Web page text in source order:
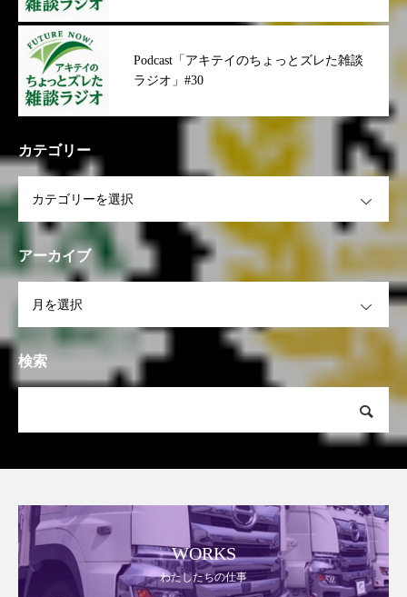
Podcast「アキテイのちょっとズレた雑談
ラジオ」#30
カテゴリー
アーカイブ
検索
WORKS
わたしたちの仕事